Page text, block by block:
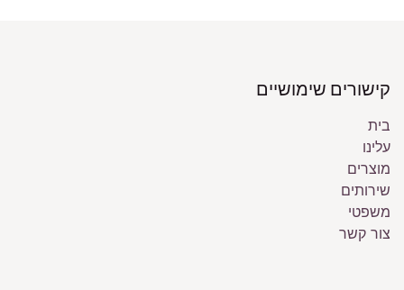
קישורים שימושיים
בית
עלינו
מוצרים
שירותים
משפטי
צור קשר